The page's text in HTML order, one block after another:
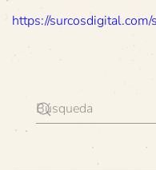
https://surcosdigital.com/